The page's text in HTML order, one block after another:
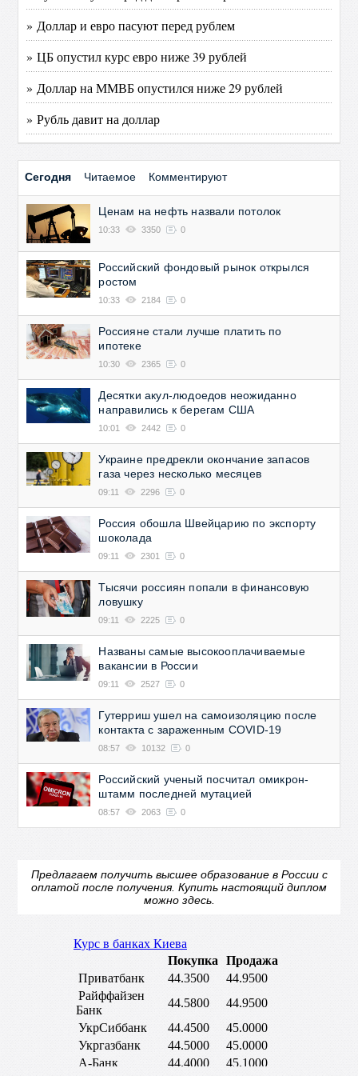
» Доллар и евро пасуют перед рублем
» ЦБ опустил курс евро ниже 39 рублей
» Доллар на ММВБ опустился ниже 29 рублей
» Рубль давит на доллар
Сегодня Читаемое Комментируют
Ценам на нефть назвали потолок
10:33 3350 0
Российский фондовый рынок открылся
ростом
10:33 2184 0
Россияне стали лучше платить по
ипотеке
10:30 2365 0
Десятки акул-людоедов неожиданно
направились к берегам США
10:01 2442 0
Украине предрекли окончание запасов
газа через несколько месяцев
09:11 2296 0
Россия обошла Швейцарию по экспорту
шоколада
09:11 2301 0
Тысячи россиян попали в финансовую
ловушку
09:11 2225 0
Названы самые высокооплачиваемые
вакансии в России
09:11 2527 0
Гутерриш ушел на самоизоляцию после
контакта с зараженным COVID-19
08:57 10132 0
Российский ученый посчитал омикрон-
штамм последней мутацией
08:57 2063 0
Предлагаем получить высшее образование в России с
оплатой после получения. Купить настоящий диплом
можно здесь.